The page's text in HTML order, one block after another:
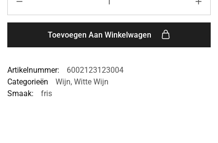
Toevoegen Aan Winkelwagen
Artikelnummer:
6002123123004
Categorieën
Wijn, Witte Wijn
Smaak:
fris